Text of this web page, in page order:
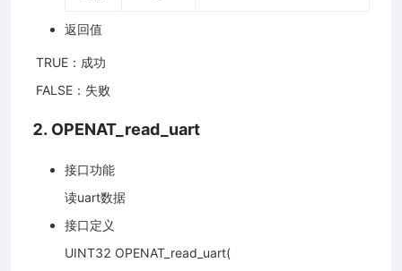
返回值
​ TRUE：成功
​ FALSE：失败
2. OPENAT_read_uart
接口功能
读uart数据
接口定义
UINT32 OPENAT_read_uart(